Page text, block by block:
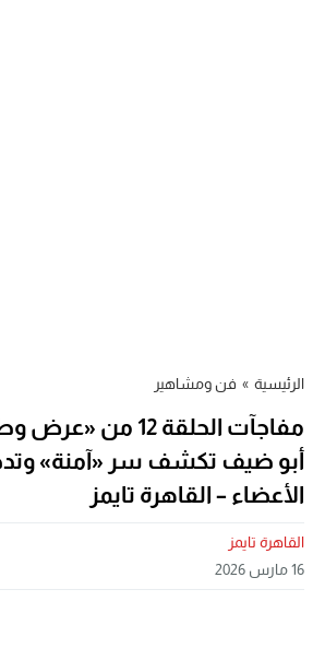
الرئيسية » فن ومشاهير
مفاجآت الحلقة 12
أبو ضيف تكشف سر «آمنة»
الأعضاء – القاهرة تايمز
القاهرة تايمز
16 مارس 2026